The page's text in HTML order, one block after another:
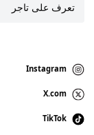
تعرف على تاجر
Instagram
X.com
TikTok